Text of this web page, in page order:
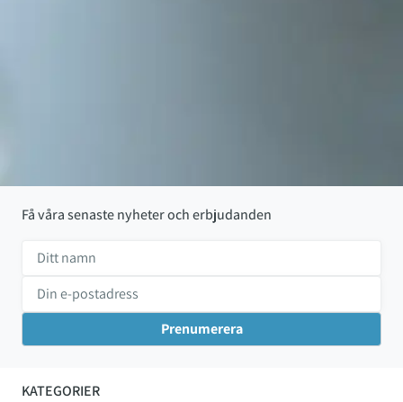
KATEGORIER
Få våra senaste nyheter och erbjudanden